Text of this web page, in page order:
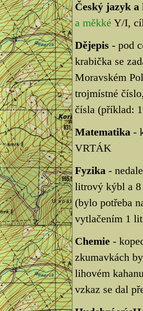
Český jazyk
a měkké Y/I,
Dějepis - pod
krabička se
Moravském
trojmístné
čísla (příklad:
Matematika-
VRTÁK
Fyzika-
litrový kýbl a
(bylo potřeba
vytlačením 1
Chemie-
zkumavkách
lihovém
vzkaz se dal